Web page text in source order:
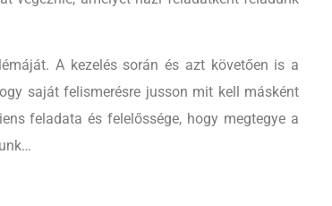
A kezelés során és azt követően is a
saját felismerésre jusson mit kell másként
feladata és felelőssége, hogy megtegye a